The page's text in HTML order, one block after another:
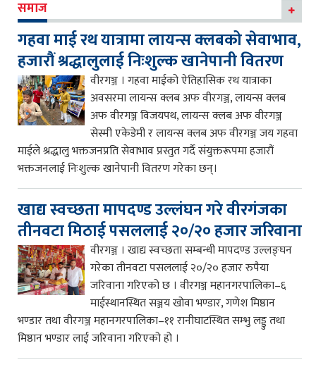
समाज
गहवा माई रथ यात्रामा लायन्स क्लबको सेवाभाव,
हजारौं श्रद्धालुलाई निःशुल्क खानेपानी वितरण
वीरगञ्ज । गहवा माईको ऐतिहासिक रथ यात्राका
अवसरमा लायन्स क्लब अफ वीरगञ्ज, लायन्स क्लब
अफ वीरगञ्ज विजयपथ, लायन्स क्लब अफ वीरगञ्ज
सेस्मी एकेडेमी र लायन्स क्लब अफ वीरगञ्ज जय गहवा
माईले श्रद्धालु भक्तजनप्रति सेवाभाव प्रस्तुत गर्दै संयुक्तरूपमा हजारौं
भक्तजनलाई निःशुल्क खानेपानी वितरण गरेका छन्।
खाद्य स्वच्छता मापदण्ड उल्लंघन गरे वीरगंजका
तीनवटा मिठाई पसललाई २०/२० हजार जरिवाना
वीरगञ्ज । खाद्य स्वच्छता सम्बन्धी मापदण्ड उल्लङ्घन
गरेका तीनवटा पसललाई २०/२० हजार रुपैया
जरिवाना गरिएको छ । वीरगञ्ज महानगरपालिका–६
माईस्थानस्थित सञ्जय खोवा भण्डार, गणेश मिष्ठान
भण्डार तथा वीरगञ्ज महानगरपालिका–११ रानीघाटस्थित सम्भु लड्डु तथा
मिष्ठान भण्डार लाई जरिवाना गरिएको हो ।